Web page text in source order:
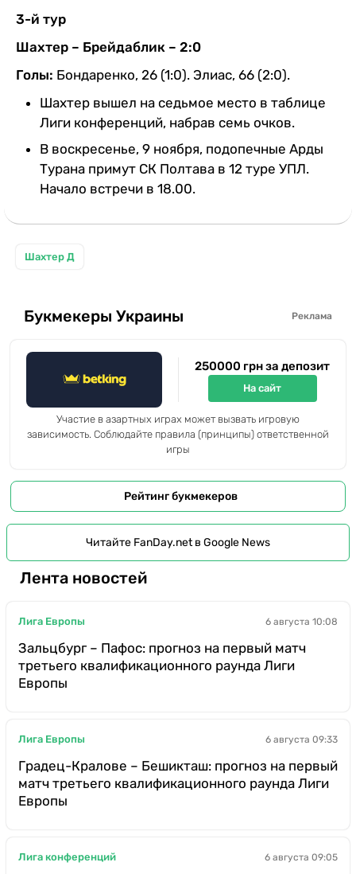
3-й тур
Шахтер – Брейдаблик – 2:0
Голы: Бондаренко, 26 (1:0). Элиас, 66 (2:0).
Шахтер вышел на седьмое место в таблице
Лиги конференций, набрав семь очков.
В воскресенье, 9 ноября, подопечные Арды
Турана примут СК Полтава в 12 туре УПЛ.
Начало встречи в 18.00.
Шахтер Д
Букмекеры Украины Реклама
250000 грн за депозит
На сайт
Участие в азартных играх может вызвать игровую
зависимость. Соблюдайте правила (принципы) ответственной
игры
Рейтинг букмекеров
Читайте FanDay.net в Google News
Лента новостей
Лига Европы 6 августа 10:08
Зальцбург – Пафос: прогноз на первый матч
третьего квалификационного раунда Лиги
Европы
Лига Европы 6 августа 09:33
Градец-Кралове – Бешикташ: прогноз на первый
матч третьего квалификационного раунда Лиги
Европы
Лига конференций 6 августа 09:05